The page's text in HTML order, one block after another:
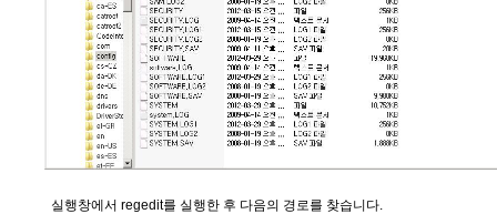
실행창에서 regedit를 실행한 후 다음의 경로를 찾습니다.